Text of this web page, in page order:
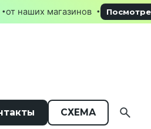
от наших магазинов
СХЕМА